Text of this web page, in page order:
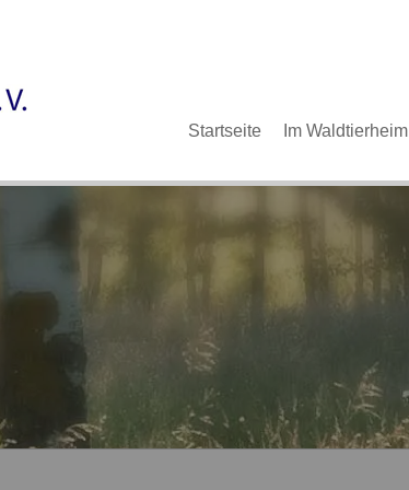
Navigation
überspringen
Startseite Im Waldtierheim